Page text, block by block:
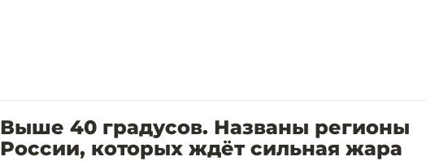
Выше 40 градусов. Названы регионы
России, которых ждёт сильная жара